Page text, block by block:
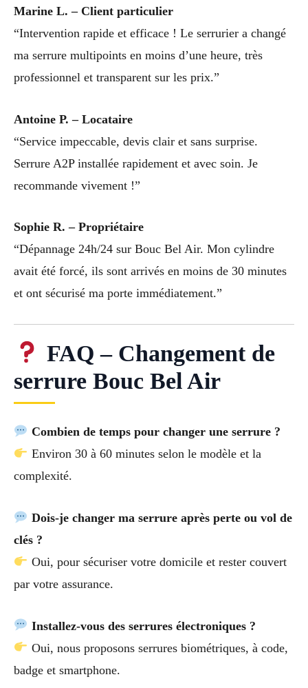
Marine L. – Client particulier
“Intervention rapide et efficace ! Le serrurier a changé
ma serrure multipoints en moins d’une heure, très
professionnel et transparent sur les prix.”
Antoine P. – Locataire
“Service impeccable, devis clair et sans surprise.
Serrure A2P installée rapidement et avec soin. Je
recommande vivement !”
Sophie R. – Propriétaire
“Dépannage 24h/24 sur Bouc Bel Air. Mon cylindre
avait été forcé, ils sont arrivés en moins de 30 minutes
et ont sécurisé ma porte immédiatement.”
FAQ – Changement de
serrure Bouc Bel Air
Combien de temps pour changer une serrure ?
Environ 30 à 60 minutes selon le modèle et la
complexité.
Dois-je changer ma serrure après perte ou vol de
clés ?
Oui, pour sécuriser votre domicile et rester couvert
par votre assurance.
Installez-vous des serrures électroniques ?
Oui, nous proposons serrures biométriques, à code,
badge et smartphone.